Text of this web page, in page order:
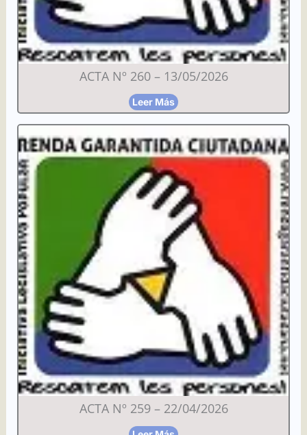
ACTA Nº 260 – 13/05/2026
Leer Más
ACTA Nº 259 – 22/04/2026